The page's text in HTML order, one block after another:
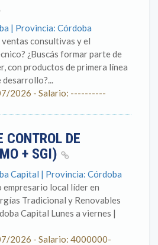
| Provincia: Córdoba
ventas consultivas y el
¿Buscás formar parte de
con productos de primera línea
desarrollo?...
2026 - Salario: ----------
CONTROL DE
+ SGI)
Capital | Provincia: Córdoba
local líder en
Tradicional y Renovables
Capital Lunes a viernes |
2026 - Salario: 4000000-